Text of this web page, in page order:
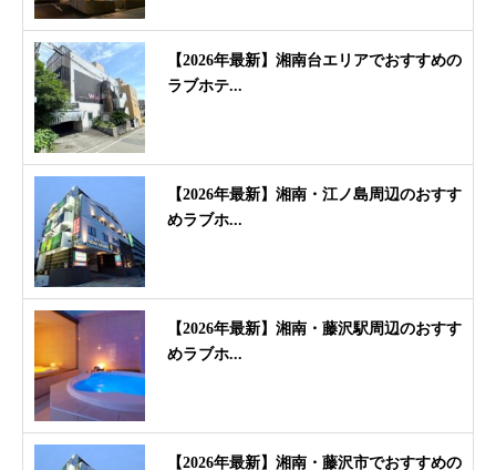
【2026年最新】湘南台エリアでおすすめの
ラブホテ...
【2026年最新】湘南・江ノ島周辺のおすす
めラブホ...
【2026年最新】湘南・藤沢駅周辺のおすす
めラブホ...
【2026年最新】湘南・藤沢市でおすすめの